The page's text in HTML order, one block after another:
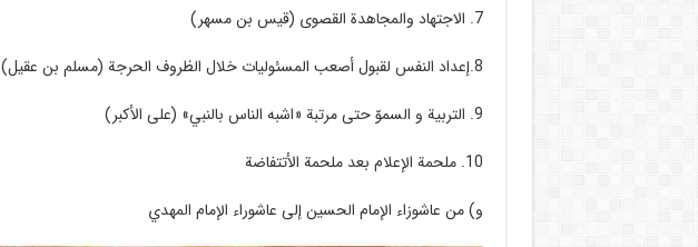
7. الاجتهاد والمجاهدة القصوی (قیس بن مسهر)
8.إعداد النفس لقبول أصعب المسئولیات خلال
‏الظروف الحرجة (مسلم بن عقيل)
» (على الأكبر)
و) من عاشوزاء الإمام الحسین إلی عاشوراء الإمام المهدي